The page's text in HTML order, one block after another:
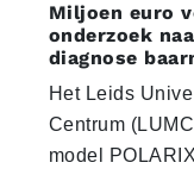
Miljoen euro
onderzoek
diagnose
Het Leids
Centrum
model